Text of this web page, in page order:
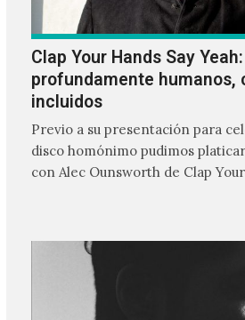
Clap Your Hands Say
profundamente humanos,
incluidos
Previo a su presentación para
disco homónimo pudimos
con Alec Ounsworth de Clap